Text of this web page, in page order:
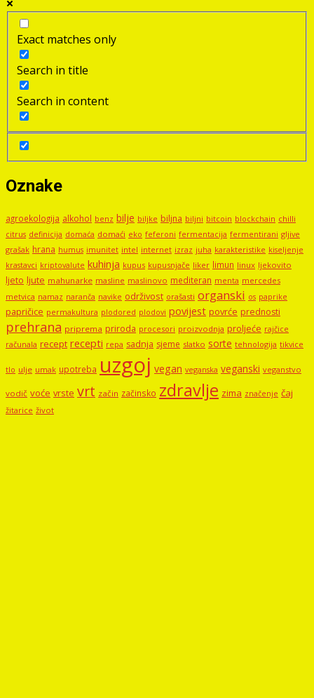
Exact matches only
Search in title
Search in content
Oznake
agroekologija alkohol benz bilje biljke biljna biljni bitcoin blockchain chilli
citrus definicija domaća domaći eko feferoni fermentacija fermentirani gljive
grašak hrana humus imunitet intel internet izraz juha karakteristike kiseljenje
krastavci kriptovalute kuhinja kupus kupusnjače liker limun linux ljekovito
ljeto ljute mahunarke masline maslinovo mediteran menta mercedes
metvica namaz naranča navike održivost orašasti organski os paprike
papričice permakultura plodored plodovi povijest povrće prednosti
prehrana priprema priroda procesori proizvodnja proljeće rajčice
računala recept recepti repa sadnja sjeme slatko sorte tehnologija tikvice
tlo ulje umak upotreba uzgoj vegan veganska veganski veganstvo
vodič voće vrste vrt začin začinsko zdravlje zima značenje čaj
žitarice život